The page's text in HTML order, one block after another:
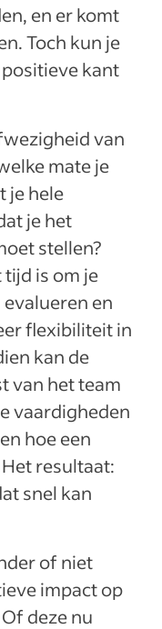
en er komt
Toch kun je
kant
van
mate je
je hele
je het
stellen?
is om je
en
flexibiliteit in
kan de
van het team
vaardigheden
hoe een
resultaat:
snel kan
of niet
impact op
deze nu